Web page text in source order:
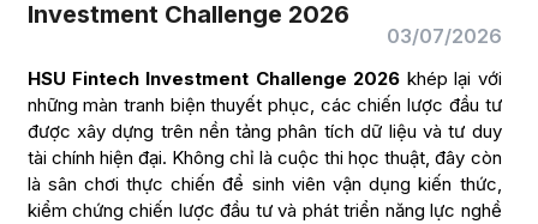
Investment Challenge 2026
03/07/2026
HSU Fintech Investment Challenge 2026 khép lại với
những màn tranh biện thuyết phục, các chiến lược đầu tư
được xây dựng trên nền tảng phân tích dữ liệu và tư duy
tài chính hiện đại. Không chỉ là cuộc thi học thuật, đây còn
là sân chơi thực chiến để sinh viên vận dụng kiến thức,
kiểm chứng chiến lược đầu tư và phát triển năng lực nghề